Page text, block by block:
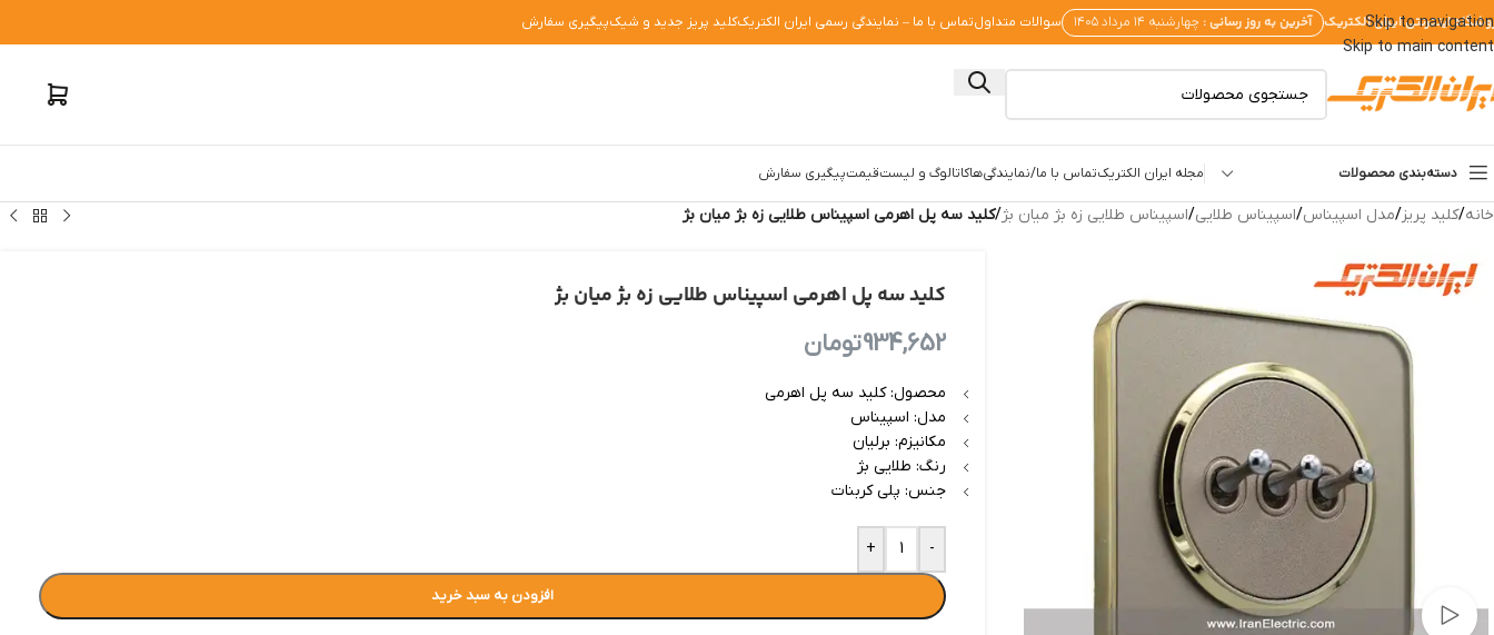
Skip to navigation
Skip to main content
اینترنتی ایران الکتریک آخرین به روز رسانی : چهارشنبه ۱۴ مرداد ۱۴۰۵ سوالات متداولتماس با ما – نمایندگی رسمی ایران الکتریککلید پریز جدید و شیکپیگیری سفارش
دسته‌بندی محصولات مجله ایران الکتریکتماس با ما/نمایندگی‌هاکاتالوگ و لیست‌قیمتپیگیری سفارش
خانه/کلید پریز/مدل اسپیناس/اسپیناس طلایی/اسپیناس طلایی زه بژ میان بژ/کلید سه پل اهرمی اسپیناس طلایی زه بژ میان بژ
تماشای ویدئو
کلید سه پل اهرمی اسپیناس طلایی زه بژ میان بژ
934,652تومان
محصول: کلید سه پل اهرمی
مدل: اسپیناس
مکانیزم: برلیان
رنگ: طلایی بژ
جنس: پلی کربنات
-
+
افزودن به سبد خرید